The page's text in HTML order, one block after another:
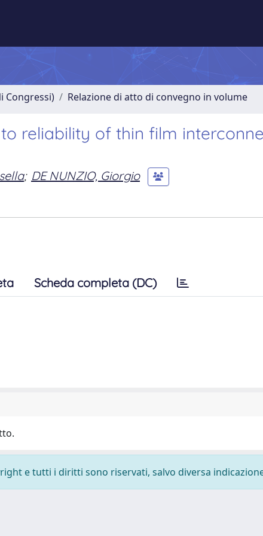
Congressi) Relazione di atto di convegno in volume
reliability of thin film
; DE NUNZIO, Giorgio
Scheda completa (DC)
e tutti i diritti sono riservati, salvo diversa